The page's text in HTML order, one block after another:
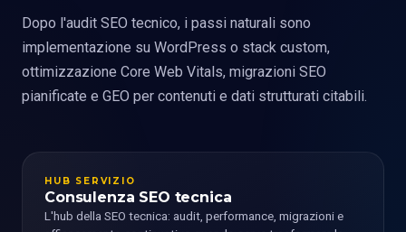
Dopo l'audit SEO tecnico, i passi naturali sono
implementazione su WordPress o stack custom,
ottimizzazione Core Web Vitals, migrazioni SEO
pianificate e GEO per contenuti e dati strutturati citabili.
HUB SERVIZIO
Consulenza SEO tecnica
L'hub della SEO tecnica: audit, performance, migrazioni e